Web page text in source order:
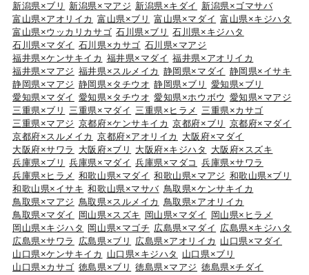
新潟県×ブリ
新潟県×マアジ 新潟県×キダイ
新潟県×ゴマサバ
富山県×アオリイカ 富山県×ブリ 富山県×マダイ 富山県×キジハタ
富山県×ウッカリカサゴ 石川県×ブリ
石川県×キジハタ
石川県×マダイ 石川県×カサゴ 石川県×マアジ
福井県×ケンサキイカ 福井県×マダイ 福井県×アオリイカ
福井県×マアジ 福井県×スルメイカ 静岡県×マダイ 静岡県×イサキ
静岡県×マアジ 静岡県×タチウオ 静岡県×ブリ
愛知県×ブリ
愛知県×マダイ 愛知県×タチウオ 愛知県×ホウボウ 愛知県×マアジ
三重県×ブリ
三重県×マダイ 三重県×ヒラメ
三重県×カサゴ
三重県×マアジ 京都府×ケンサキイカ 京都府×ブリ
京都府×マダイ
京都府×スルメイカ 京都府×アオリイカ
大阪府×マダイ
大阪府×サワラ
大阪府×ブリ 大阪府×キジハタ
大阪府×スズキ
兵庫県×ブリ
兵庫県×マダイ 兵庫県×マダコ
兵庫県×サワラ
兵庫県×ヒラメ 和歌山県×マダイ 和歌山県×マアジ 和歌山県×ブリ
和歌山県×イサキ 和歌山県×マサバ 鳥取県×ケンサキイカ
鳥取県×マアジ 鳥取県×スルメイカ 鳥取県×アオリイカ
鳥取県×マダイ
岡山県×スズキ 岡山県×マダイ
岡山県×ヒラメ
岡山県×キジハタ
岡山県×マゴチ 広島県×マダイ 広島県×キジハタ
広島県×サワラ
広島県×ブリ 広島県×アオリイカ 山口県×マダイ
山口県×ケンサキイカ
山口県×キジハタ
山口県×ブリ
山口県×カサゴ 徳島県×ブリ 徳島県×マアジ 徳島県×チダイ